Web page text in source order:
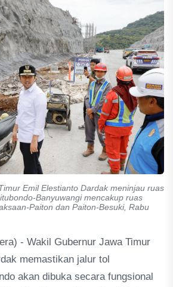
Emil Elestianto Dardak meninjau ruas
Banyuwangi mencakup ruas
Paiton dan Paiton-Besuki, Rabu
- Wakil Gubernur Jawa Timur
memastikan jalur tol
akan dibuka secara fungsional